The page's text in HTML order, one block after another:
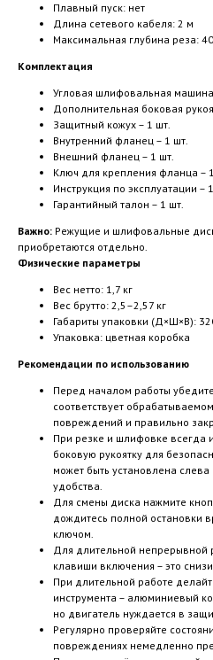
Плавный пуск: нет
Длина сетевого кабеля: 2 м
Максимальная глубина реза:
Комплектация
Угловая шлифовальная
Дополнительная боковая
Защитный кожух – 1 шт.
Внутренний фланец – 1 шт.
Внешний фланец – 1 шт.
Ключ для крепления фланца –
Инструкция по эксплуатации –
Гарантийный талон – 1 шт.
Важно: Режущие и шлифовальные
приобретаются отдельно.
Физические параметры
Вес нетто: 1,7 кг
Вес брутто: 2,5–2,57 кг
Габариты упаковки (Д×Ш×В):
Упаковка: цветная коробка
Рекомендации по использованию
Перед началом работы
соответствует
повреждений и правильно
При резке и шлифовке всегда
боковую рукоятку для
может быть установлена
удобства.
Для смены диска нажмите
дождитесь полной остановки
ключом.
Для длительной непрерывной
клавиши включения – это
При длительной работе
инструмента – алюминиевый
но двигатель нуждается в
Регулярно проверяйте
повреждениях немедленно